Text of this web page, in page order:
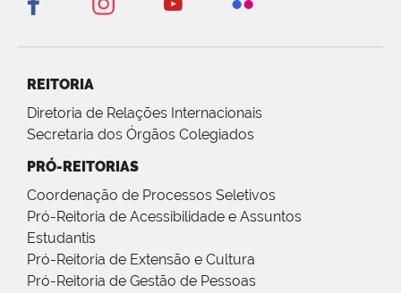
REITORIA
Diretoria de Relações Internacionais
Secretaria dos Órgãos Colegiados
PRÓ-REITORIAS
Coordenação de Processos Seletivos
Pró-Reitoria de Acessibilidade e Assuntos
Estudantis
Pró-Reitoria de Extensão e Cultura
Pró-Reitoria de Gestão de Pessoas